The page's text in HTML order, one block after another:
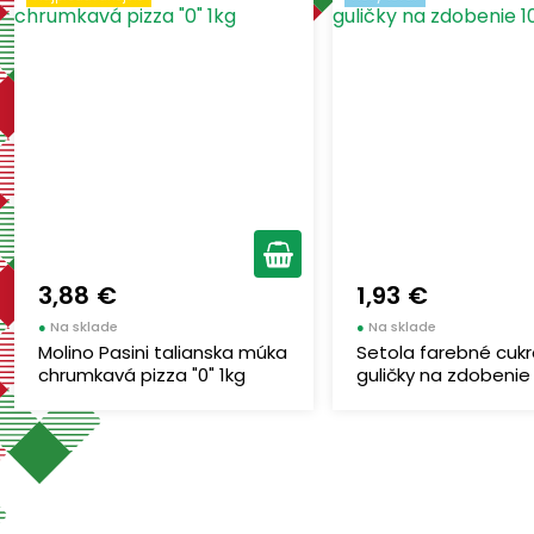
3,88 €
● Na sklade
Molino Pasini talianska múka
chrumkavá pizza "0" 1kg
1,93 €
●Na sklade
Setola farebné
guličky na zdobenie